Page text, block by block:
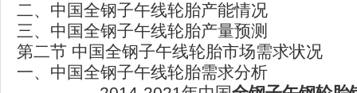
二、中国全钢子午线轮胎产能情况
三、中国全钢子午线轮胎产量预测
第二节 中国全钢子午线轮胎市场需求状况
一、中国全钢子午线轮胎需求分析